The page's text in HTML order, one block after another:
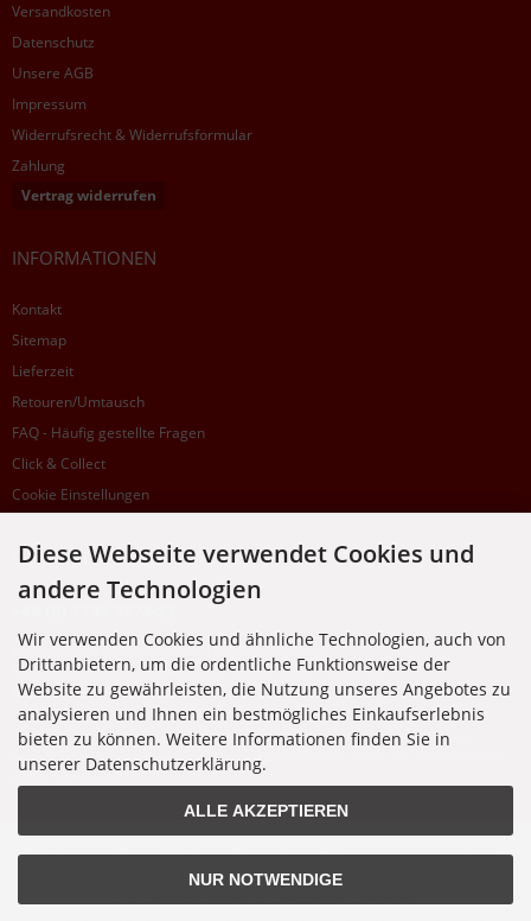
Versandkosten
Datenschutz
Unsere AGB
Impressum
Widerrufsrecht & Widerrufsformular
Zahlung
Vertrag widerrufen
INFORMATIONEN
Kontakt
Sitemap
Lieferzeit
Retouren/Umtausch
FAQ - Häufig gestellte Fragen
Click & Collect
Cookie Einstellungen
SUPPORTHOTLINE
Zu laufenden Aufträgen oder Fragen allgemein:
Montag, Dienstag, Donnerstag, Freitag: 10:00 - 16:00 Uhr
Mittwoch: 10:00 - 18:00 Uhr
* Kosten: normaler Ortstarif DE, mit Flatratevertrag natürlich kostenlos. Aus dem
Ausland fallen die jeweils geltenden Auslandsgebühren an. Anrufe aus dem Handynetz
können abweichen.
Alle Preise inkl. gesetzl. MwSt. zzgl.Versandkosten. Die durchgestrichenen Preise
entsprechen dem bisherigen Preis bei Nixgut Onlineshop
Diese Webseite verwendet Cookies und
andere Technologien
Wir verwenden Cookies und ähnliche Technologien, auch von
Drittanbietern, um die ordentliche Funktionsweise der
Website zu gewährleisten, die Nutzung unseres Angebotes zu
analysieren und Ihnen ein bestmögliches Einkaufserlebnis
bieten zu können. Weitere Informationen finden Sie in
unserer Datenschutzerklärung.
ALLE AKZEPTIEREN
NUR NOTWENDIGE